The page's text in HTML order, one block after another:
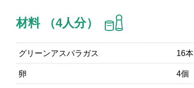
材料 （4人分）
グリーンアスパラガス 16本
卵 4個